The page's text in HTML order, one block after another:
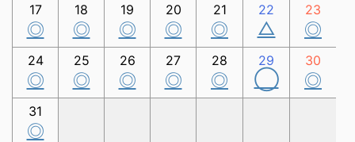
17
◎
18
◎
19
◎
20
◎
21
◎
22
△
23
◎
24
◎
25
◎
26
◎
27
◎
28
◎
29
◯
30
◎
31
◎